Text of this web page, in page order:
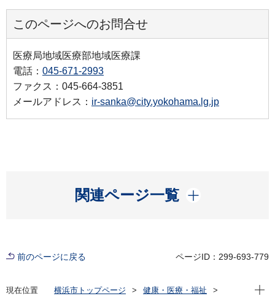
このページへのお問合せ
医療局地域医療部地域医療課
電話： 045-671-2993
ファクス：045-664-3851
メールアドレス： ir-sanka@city.yokohama.lg.jp
関連ページ一覧
開く
前のページに戻る ページID：299-693-779
現在位置 横浜市トップページ
健康・医療・福祉
現在